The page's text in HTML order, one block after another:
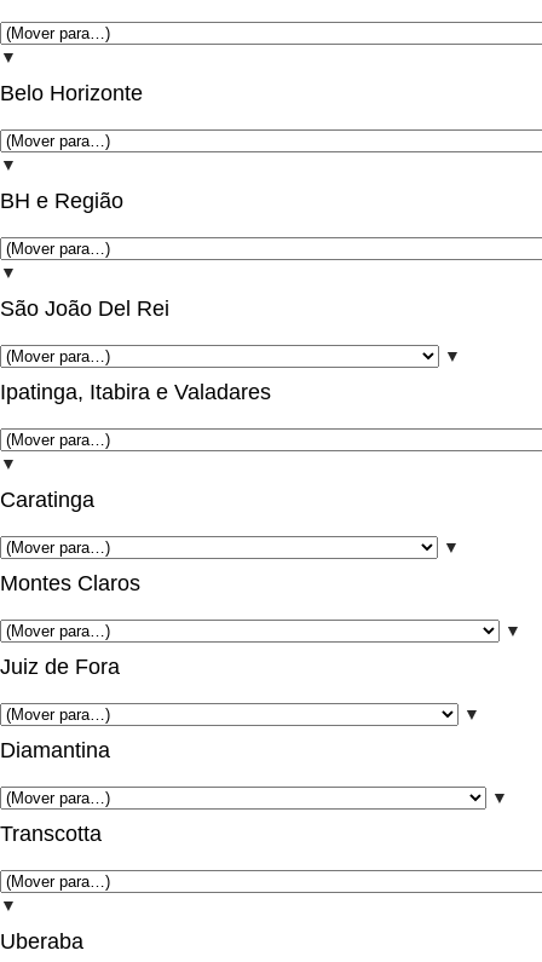
▼
Belo Horizonte
▼
BH e Região
▼
São João Del Rei
▼
Ipatinga, Itabira e Valadares
▼
Caratinga
▼
Montes Claros
▼
Juiz de Fora
▼
Diamantina
▼
Transcotta
▼
Uberaba